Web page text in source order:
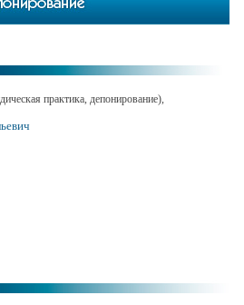
практика, депонирование),